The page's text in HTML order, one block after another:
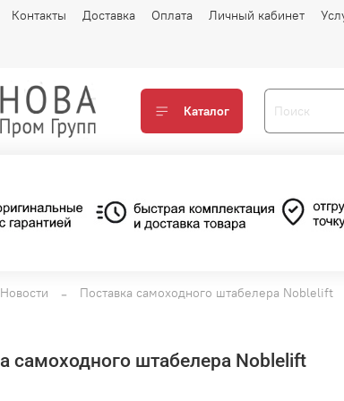
Контакты Доставка Оплата Личный кабинет
Каталог
Новости Поставка самоходного штабелера Noblelift
самоходного штабелера Noblelift